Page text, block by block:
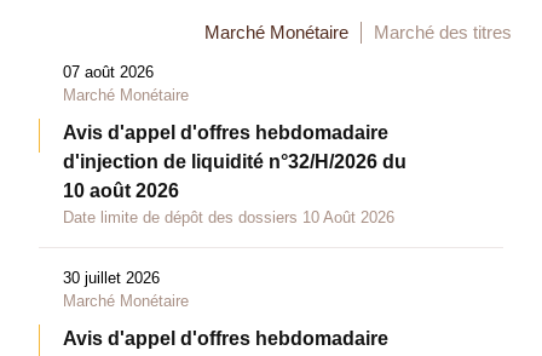
Marché Monétaire Marché des titres
07 août 2026
Marché Monétaire
Avis d'appel d'offres hebdomadaire
d'injection de liquidité n°32/H/2026 du
10 août 2026
Date limite de dépôt des dossiers 10 Août 2026
30 juillet 2026
Marché Monétaire
Avis d'appel d'offres hebdomadaire